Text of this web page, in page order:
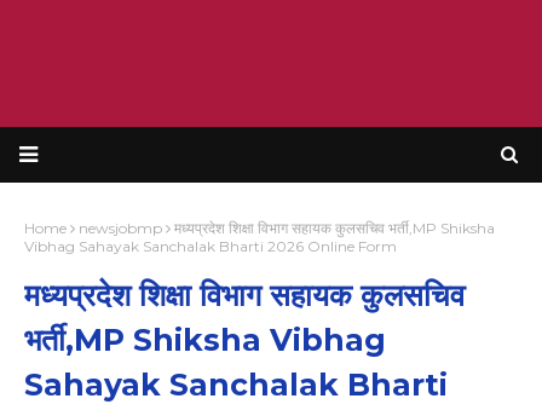
Home newsjobmp
मध्यप्रदेश शिक्षा विभाग सहायक कुलसचिव भर्ती,MP Shiksha
Vibhag Sahayak Sanchalak Bharti 2026 Online Form
मध्यप्रदेश शिक्षा विभाग सहायक कुलसचिव
भर्ती,MP Shiksha Vibhag
Sahayak Sanchalak Bharti